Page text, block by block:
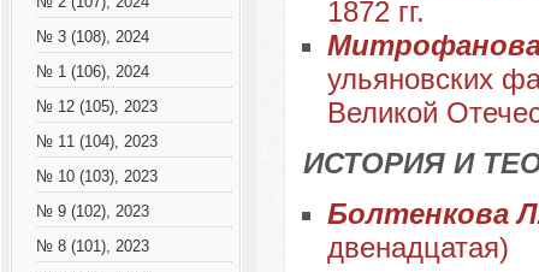
№ 3 (108), 2024
№ 1 (106), 2024
№ 12 (105), 2023
№ 11 (104), 2023
№ 10 (103), 2023
№ 9 (102), 2023
№ 8 (101), 2023
1872 гг.
ульяновских
Великой
ИСТОРИЯ И
Болтенкова
двенадцатая)